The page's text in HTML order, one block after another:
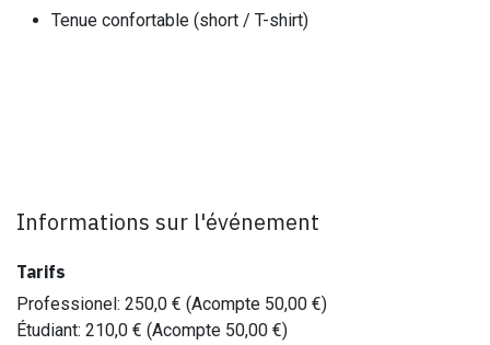
Tenue confortable (short / T-shirt)
Informations sur l'événement
Tarifs
Professionel: 250,0 € (Acompte 50,00 €)
Étudiant: 210,0 € (Acompte 50,00 €)